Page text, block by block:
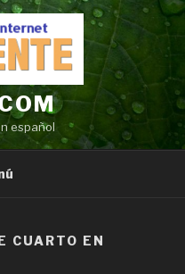
español
CUARTO EN